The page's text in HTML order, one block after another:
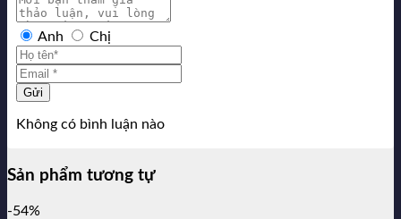
Anh Chị
Gửi
Không có bình luận nào
Sản phẩm tương tự
-54%